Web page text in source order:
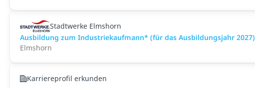
Stadtwerke Elmshorn
Ausbildung zum Industriekaufmann* (für das Ausbildungsjahr 2027)
Elmshorn
Karriereprofil erkunden